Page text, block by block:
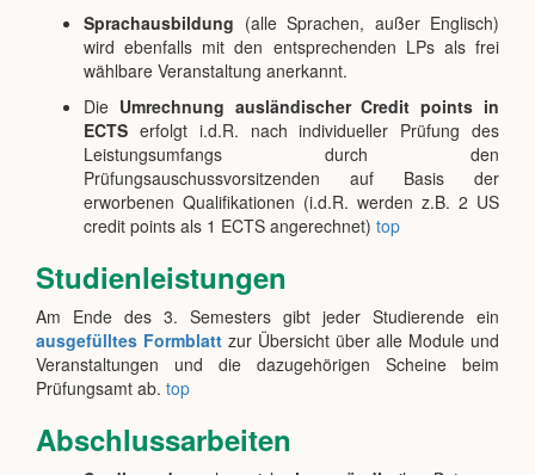
Sprachausbildung (alle Sprachen, außer Englisch)
wird ebenfalls mit den entsprechenden LPs als frei
wählbare Veranstaltung anerkannt.
Die Umrechnung ausländischer Credit points in
ECTS erfolgt i.d.R. nach individueller Prüfung des
Leistungsumfangs durch den
Prüfungsauschussvorsitzenden auf Basis der
erworbenen Qualifikationen (i.d.R. werden z.B. 2 US
credit points als 1 ECTS angerechnet) top
Studienleistungen
Am Ende des 3. Semesters gibt jeder Studierende ein
ausgefülltes Formblatt zur Übersicht über alle Module und
Veranstaltungen und die dazugehörigen Scheine beim
Prüfungsamt ab. top
Abschlussarbeiten